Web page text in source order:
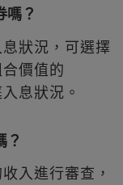
嗎？
狀況，可選擇
價值的
息狀況。
？
入進行審查，